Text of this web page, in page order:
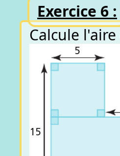
Exercice 6 :
Calcule